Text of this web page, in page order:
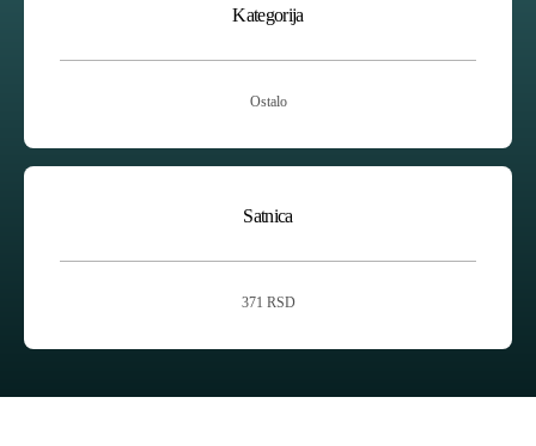
Kategorija
Ostalo
Satnica
371 RSD